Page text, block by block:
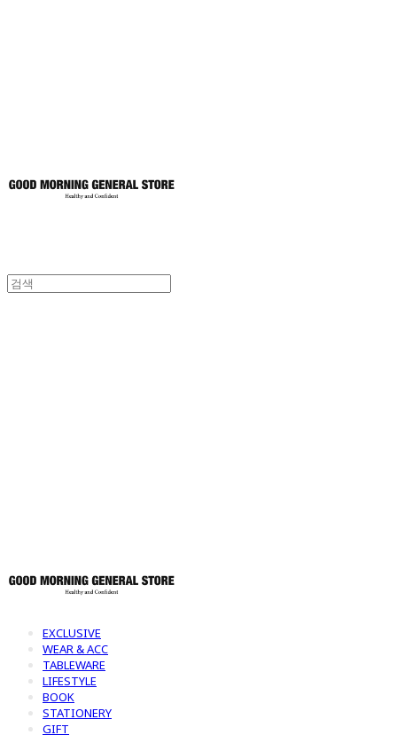
EXCLUSIVE
WEAR & ACC
TABLEWARE
LIFESTYLE
BOOK
STATIONERY
GIFT